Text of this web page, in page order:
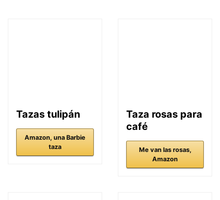
Tazas tulipán
Amazon, una Barbie
taza
Taza rosas para
café
Me van las rosas,
Amazon